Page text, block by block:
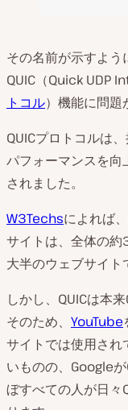
その名前が示すよ
QUIC（Quick UDP
トコル）機能に問題
QUICプロトコルは
パフォーマンスを
されました。
W3Techsによれば
サイトは、全体の約
大半のウェブサイト
しかし、QUICは本
そのため、 YouTube
サイトでは使用され
いものの、Google
ぼすべての人が日々